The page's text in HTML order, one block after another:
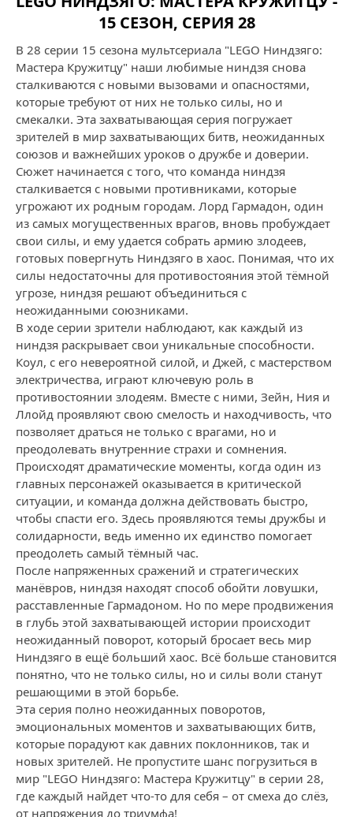
15 СЕЗОН, СЕРИЯ 28
В 28 серии 15 сезона мультсериала "LEGO Ниндзяго:
Мастера Кружитцу" наши любимые ниндзя снова
сталкиваются с новыми вызовами и опасностями,
которые требуют от них не только силы, но и
смекалки. Эта захватывающая серия погружает
зрителей в мир захватывающих битв, неожиданных
союзов и важнейших уроков о дружбе и доверии.
Сюжет начинается с того, что команда ниндзя
сталкивается с новыми противниками, которые
угрожают их родным городам. Лорд Гармадон, один
из самых могущественных врагов, вновь пробуждает
свои силы, и ему удается собрать армию злодеев,
готовых повергнуть Ниндзяго в хаос. Понимая, что их
силы недостаточны для противостояния этой тёмной
угрозе, ниндзя решают объединиться с
неожиданными союзниками.
В ходе серии зрители наблюдают, как каждый из
ниндзя раскрывает свои уникальные способности.
Коул, с его невероятной силой, и Джей, с мастерством
электричества, играют ключевую роль в
противостоянии злодеям. Вместе с ними, Зейн, Ния и
Ллойд проявляют свою смелость и находчивость, что
позволяет драться не только с врагами, но и
преодолевать внутренние страхи и сомнения.
Происходят драматические моменты, когда один из
главных персонажей оказывается в критической
ситуации, и команда должна действовать быстро,
чтобы спасти его. Здесь проявляются темы дружбы и
солидарности, ведь именно их единство помогает
преодолеть самый тёмный час.
После напряженных сражений и стратегических
манёвров, ниндзя находят способ обойти ловушки,
расставленные Гармадоном. Но по мере продвижения
в глубь этой захватывающей истории происходит
неожиданный поворот, который бросает весь мир
Ниндзяго в ещё больший хаос. Всё больше становится
понятно, что не только силы, но и силы воли станут
решающими в этой борьбе.
Эта серия полно неожиданных поворотов,
эмоциональных моментов и захватывающих битв,
которые порадуют как давних поклонников, так и
новых зрителей. Не пропустите шанс погрузиться в
мир "LEGO Ниндзяго: Мастера Кружитцу" в серии 28,
где каждый найдет что-то для себя – от смеха до слёз,
от напряжения до триумфа!